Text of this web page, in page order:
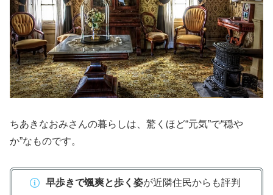
ちあきなおみさんの暮らしは、驚くほど“元気”で“穏や
か”なものです。
早歩きで颯爽と歩く姿が近隣住民からも評判